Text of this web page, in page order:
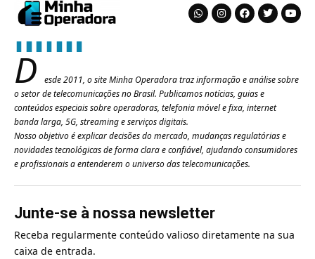
D
esde 2011, o site Minha Operadora traz informação e análise sobre
o setor de telecomunicações no Brasil. Publicamos notícias, guias e
conteúdos especiais sobre operadoras, telefonia móvel e fixa, internet
banda larga, 5G, streaming e serviços digitais.
Nosso objetivo é explicar decisões do mercado, mudanças regulatórias e
novidades tecnológicas de forma clara e confiável, ajudando consumidores
e profissionais a entenderem o universo das telecomunicações.
Junte-se à nossa newsletter
Receba regularmente conteúdo valioso diretamente na sua
caixa de entrada.